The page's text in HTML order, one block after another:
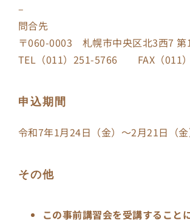
–
問合先
〒060-0003 札幌市中央区北3西7 第
TEL（011）251-5766 FAX（011
申込期間
令和7年1月24日（金）～2月21日（金
その他
この事前講習会を受講すること